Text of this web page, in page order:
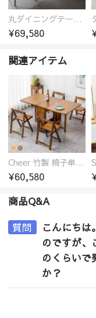
丸ダイニングテーブル セラミック天板 耐熱 キズに強い 丸型 北欧 無垢材 円卓 円型
¥69,580
関連アイテム
Cheer 竹製 椅子単品 バタフライテーブル 折りたたみダイニングテーブル単品 椅子セット 伸縮
¥60,580
商品Q&A
質問
こんにちは
のですが、
のくらいで
か？